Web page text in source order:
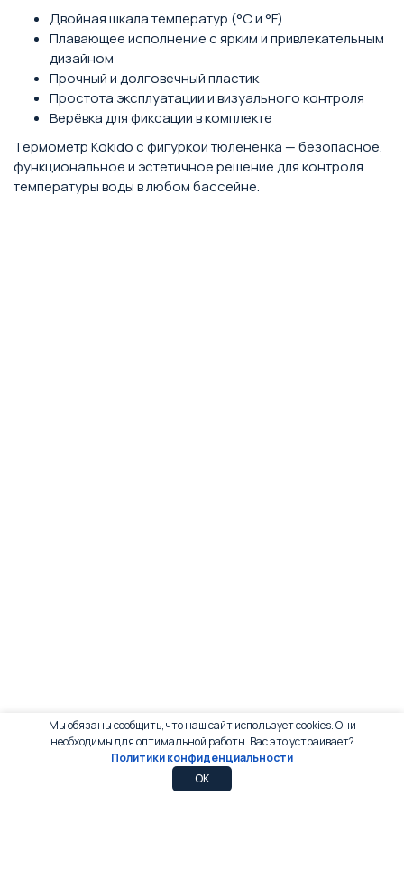
Двойная шкала температур (°С и °F)
Плавающее исполнение с ярким и привлекательным
дизайном
Прочный и долговечный пластик
Простота эксплуатации и визуального контроля
Верёвка для фиксации в комплекте
Термометр Kokido с фигуркой тюленёнка — безопасное,
функциональное и эстетичное решение для контроля
температуры воды в любом бассейне.
Мы обязаны сообщить, что наш сайт использует cookies. Они
необходимы для оптимальной работы. Вас это устраивает?
Политики конфиденциальности
OK